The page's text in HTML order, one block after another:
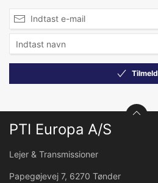
Tilmeld
PTI Europa A/S
Lejer & Transmissioner
Papegøjevej 7, 6270 Tønder